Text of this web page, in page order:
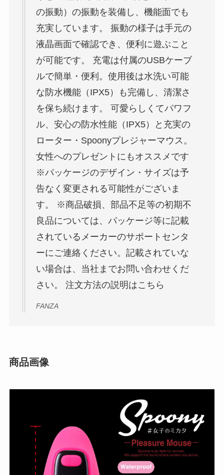
の振動）の振動を装備し、機能面でも
充実しています。 振動の様子は手元の
液晶画面で確認でき、便利に遊ぶこと
が可能です。 充電は付属のUSBケーブ
ルで簡単・便利。使用後は水洗い可能
な防水機能（IPX5）も完備し、清潔さ
を保ち続けます。 可愛らしくてパワフ
ル、安心の防水性能（IPX5）と充実の
ローター・Spoonyプレジャーマウス。
女性へのプレゼントにもオススメです
※パッケージのデザイン・サイズは予
告なく変更される可能性がございま
す。 ※商品破損、部品不足等の初期不
良品については、パッケージ等に記載
されているメーカーのサポートセンタ
ーにご連絡ください。記載されていな
い場合は、当社までお問い合わせくだ
さい。 注文方法の説明はこちら
FANZA
商品画像